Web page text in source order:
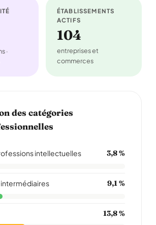
·
ÉTABLISSEMENTS
ACTIFS
104
entreprises et
commerces
des catégories
intellectuelles 3,8 %
9,1 %
13,8 %